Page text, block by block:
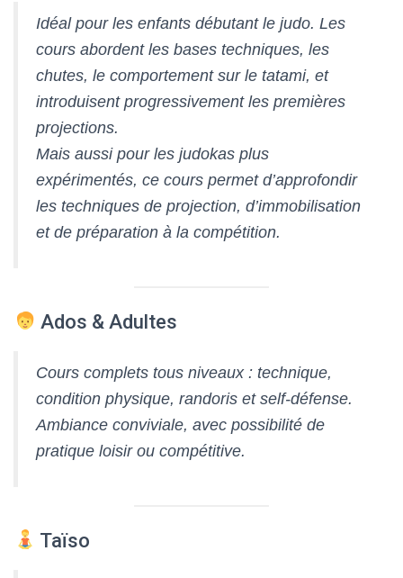
Idéal pour les enfants débutant le judo. Les
cours abordent les bases techniques, les
chutes, le comportement sur le tatami, et
introduisent progressivement les premières
projections.
Mais aussi pour les judokas plus
expérimentés, ce cours permet d’approfondir
les techniques de projection, d’immobilisation
et de préparation à la compétition.
Ados & Adultes
Cours complets tous niveaux : technique,
condition physique, randoris et self-défense.
Ambiance conviviale, avec possibilité de
pratique loisir ou compétitive.
Taïso